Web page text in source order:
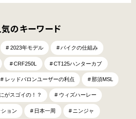
のキーワード
2023年モデル バイクの仕組み
CRF250L CT125ハンターカブ
レッドバロンユーザーの利点 那須MSL
がスゴイの！？ ウィズハーレー
ョン 日本一周 ニンジャ